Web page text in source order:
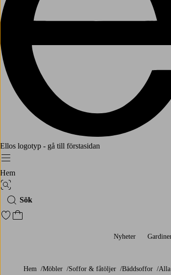
Ellos logotyp - gå till förstasidan
Meny
Hem
Bildsök
Sök
Gå till favoritmarkerade produkter
Gå till kundvagnen
Nyheter
Hem Möbler Soffor & fåtöljer Bäddsoffor